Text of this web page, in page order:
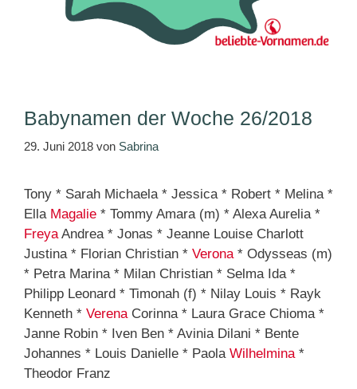
Babynamen der Woche 26/2018
29. Juni 2018 von Sabrina
Tony * Sarah Michaela * Jessica * Robert * Melina *
Ella Magalie * Tommy Amara (m) * Alexa Aurelia *
FreyaAndrea * Jonas * Jeanne Louise Charlott
Justina * Florian Christian * Verona* Odysseas (m)
* Petra Marina * Milan Christian * Selma Ida *
Philipp Leonard * Timonah (f) * Nilay Louis * Rayk
Kenneth * VerenaCorinna * Laura Grace Chioma *
Janne Robin * Iven Ben * Avinia Dilani * Bente
Johannes * Louis Danielle * Paola Wilhelmina*
Theodor Franz